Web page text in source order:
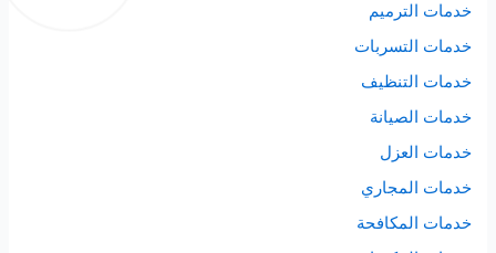
خدمات الترميم
خدمات التسربات
خدمات التنظيف
خدمات الصيانة
خدمات العزل
خدمات المجاري
خدمات المكافحة